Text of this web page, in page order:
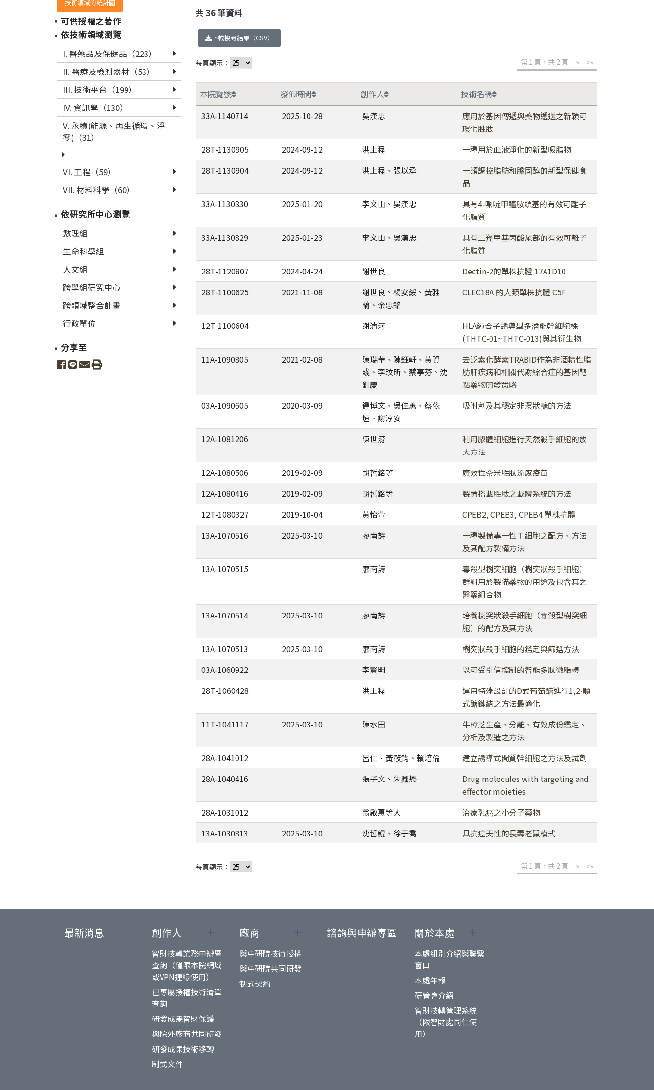
技術領域的統計圖
可供授權之著作
依技術領域瀏覽
I. 醫藥品及保健品（223）
II. 醫療及檢測器材（53）
III. 技術平台（199）
IV. 資訊學（130）
V. 永續(能源、再生循環、淨
零)（31）
VI. 工程（59）
VII. 材料科學（60）
依研究所中心瀏覽
數理組
生命科學組
人文組
跨學組研究中心
跨領域整合計畫
行政單位
分享至
share to facebook
share to line
share to email
print
共 36筆資料
下載搜尋結果（CSV）
每頁顯示： 第 1 頁，共 2 頁 » »»
本院覽號 發佈時間 創作人
技術名稱
33A-1140714
2025-10-28 吳漢忠
應用於基因傳遞與藥物遞送之新穎可
環化胜肽
28T-1130905
2024-09-12 洪上程
一種用於血液淨化的新型吸脂物
28T-1130904
2024-09-12 洪上程、張以承
一類調控脂肪和膽固醇的新型保健食
品
33A-1130830
2025-01-20 李文山、吳漢忠
具有4-哌啶甲醯胺頭基的有效可離子
化脂質
33A-1130829
2025-01-23 李文山、吳漢忠
具有二羥甲基丙酸尾部的有效可離子
化脂質
28T-1120807
2024-04-24 謝世良
Dectin-2的單株抗體 17A1D10
28T-1100625
2021-11-08
謝世良、楊安綏、黃雅
蘭、余忠銘
CLEC18A 的人類單株抗體 C5F
12T-1100604 謝清河
HLA純合子誘導型多潛能幹細胞株
(THTC-01~THTC-013)與其衍生物
11A-1090805
2021-02-08
陳瑞華、陳鈺軒、黃資
彧、李玟昕、蔡亭芬、沈
釗慶
去泛素化酵素TRABID作為非酒精性脂
肪肝疾病和相關代謝綜合症的基因靶
點藥物開發策略
03A-1090605
2020-03-09
鍾博文、吳佳蕙、蔡依
烜、謝淳安
吸附劑及其穩定非環狀糖的方法
12A-1081206 陳世淯
利用膠體細胞進行天然殺手細胞的放
大方法
12A-1080506
2019-02-09 胡哲銘等
廣效性奈米胜肽流感疫苗
12A-1080416
2019-02-09 胡哲銘等
製備搭載胜肽之載體系統的方法
12T-1080327
2019-10-04 黃怡萱
CPEB2, CPEB3, CPEB4 單株抗體
13A-1070516
2025-03-10 廖南詩
一種製備專一性Ｔ細胞之配方、方法
及其配方製備方法
13A-1070515
廖南詩
毒殺型樹突細胞（樹突狀殺手細胞）
群組用於製備藥物的用途及包含其之
醫藥組合物
13A-1070514
2025-03-10 廖南詩
培養樹突狀殺手細胞（毒殺型樹突細
胞）的配方及其方法
13A-1070513
2025-03-10 廖南詩
樹突狀殺手細胞的鑑定與篩選方法
03A-1060922
李賢明
以可受引信控制的智能多肽微脂體
28T-1060428
洪上程
運用特殊設計的D式葡萄醣進行1,2-順
式醣鏈結之方法最適化
11T-1041117
2025-03-10 陳水田
牛樟芝生產、分離、有效成份鑑定、
分析及製造之方法
28A-1041012
呂仁、黃筱鈞、賴培倫
建立誘導式間質幹細胞之方法及試劑
28A-1040416
張子文、朱鑫懋
Drug molecules with targeting and
effector moieties
28A-1031012
翁啟惠等人
治療乳癌之小分子藥物
13A-1030813
2025-03-10 沈哲鯤、徐于喬 具抗癌天性的長壽老鼠模式
每頁顯示： 第 1 頁，共 2 頁 » »»
最新消息 創作人
智財技轉業務申辦暨
查詢（僅限本院網域
或VPN連線使用）
已專屬授權技術清單
查詢
研發成果智財保護
與院外廠商共同研發
研發成果技術移轉
制式文件
廠商
與中研院技術授權
與中研院共同研發
制式契約
諮詢與申辦專區 關於本處
本處組別介紹與聯繫
窗口
本處年報
研管會介紹
智財技轉管理系統
（限智財處同仁使
用）